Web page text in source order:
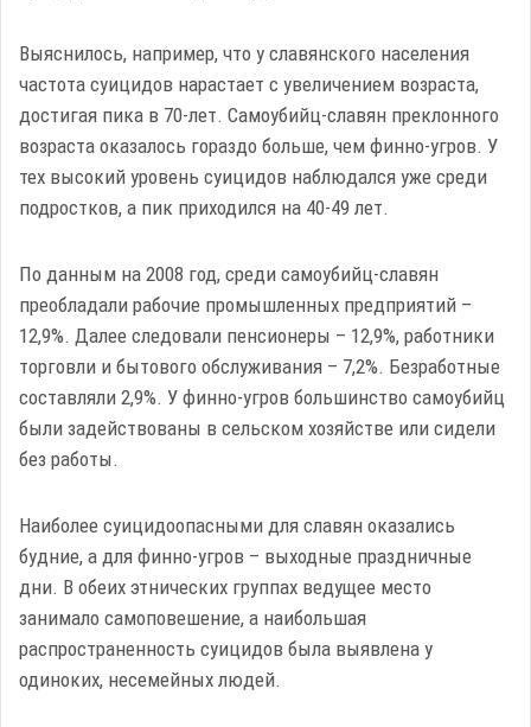
Выяснилось, например, что у славянского населения
частота суицидов нарастает с увеличением возраста,
достигая пика в 70-лет. Самоубийц-славян преклонного
возраста оказалось гораздо больше, чем финно-угров. У
тех высокий уровень суицидов наблюдался уже среди
подростков, а пик приходился на 40-49 лет.
По данным на 2008 год, среди самоубийц-славян
преобладали рабочие промышленных предприятий –
12,9%. Далее следовали пенсионеры – 12,9%, работники
торговли и бытового обслуживания – 7,2%. Безработные
составляли 2,9%. У финно-угров большинство самоубийц
были задействованы в сельском хозяйстве или сидели
без работы.
Наиболее суицидоопасными для славян оказались
будние, а для финно-угров – выходные праздничные
дни. В обеих этнических группах ведущее место
занимало самоповешение, а наибольшая
распространенность суицидов была выявлена у
одиноких, несемейных людей.